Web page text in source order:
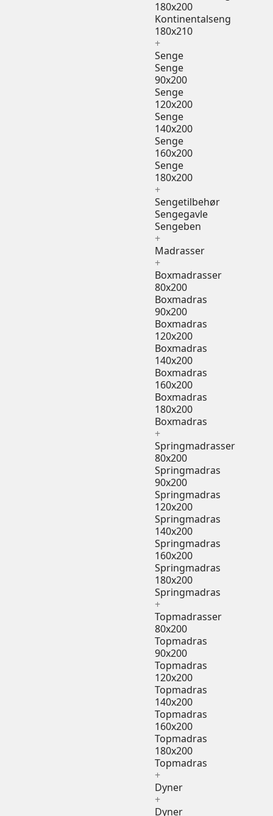
180x200
Kontinentalseng
180x210
+
Senge
Senge
90x200
Senge
120x200
Senge
140x200
Senge
160x200
Senge
180x200
+
Sengetilbehør
Sengegavle
Sengeben
+
Madrasser
+
Boxmadrasser
80x200
Boxmadras
90x200
Boxmadras
120x200
Boxmadras
140x200
Boxmadras
160x200
Boxmadras
180x200
Boxmadras
+
Springmadrasser
80x200
Springmadras
90x200
Springmadras
120x200
Springmadras
140x200
Springmadras
160x200
Springmadras
180x200
Springmadras
+
Topmadrasser
80x200
Topmadras
90x200
Topmadras
120x200
Topmadras
140x200
Topmadras
160x200
Topmadras
180x200
Topmadras
+
Dyner
+
Dyner